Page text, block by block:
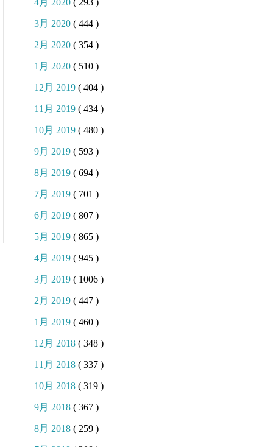
4月 2020 ( 293 )
3月 2020 ( 444 )
2月 2020 ( 354 )
1月 2020 ( 510 )
12月 2019 ( 404 )
11月 2019 ( 434 )
10月 2019 ( 480 )
9月 2019 ( 593 )
8月 2019 ( 694 )
7月 2019 ( 701 )
6月 2019 ( 807 )
5月 2019 ( 865 )
4月 2019 ( 945 )
3月 2019 ( 1006 )
2月 2019 ( 447 )
1月 2019 ( 460 )
12月 2018 ( 348 )
11月 2018 ( 337 )
10月 2018 ( 319 )
9月 2018 ( 367 )
8月 2018 ( 259 )